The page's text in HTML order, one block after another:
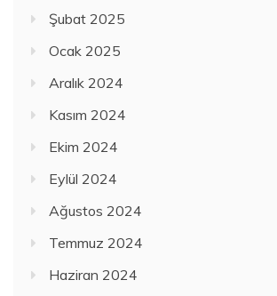
Şubat 2025
Ocak 2025
Aralık 2024
Kasım 2024
Ekim 2024
Eylül 2024
Ağustos 2024
Temmuz 2024
Haziran 2024